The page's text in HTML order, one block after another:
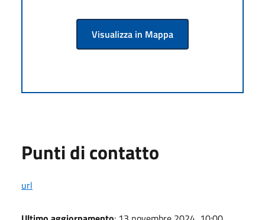
Visualizza in Mappa
Punti di contatto
url